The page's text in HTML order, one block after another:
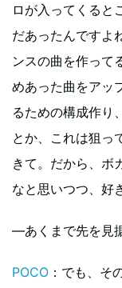
ロが入ってくると
だあったんですよ
ンスの曲を作って
めあった曲をアッ
るための構成作り
とか、これは狙っ
きて。だから、ボ
なと思いつつ、好
―あくまで先を見
POCO ：でも、そ